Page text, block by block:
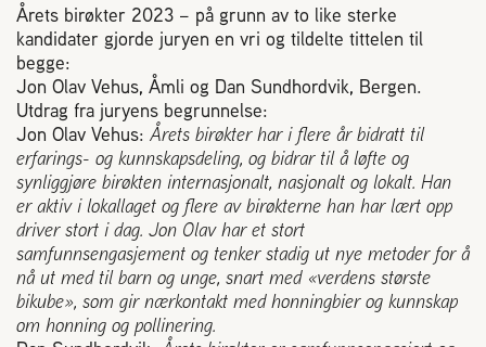
Plassering av bigård
Sjekkliste for kjøp og salg av bier
Sykdom hos bier
Sukkeravgiftsrefusjon
Prosjekter
Årets birøkter 2023 – på grunn av to like sterke
kandidater gjorde juryen en vri og tildelte tittelen til
begge:
Jon Olav Vehus, Åmli og Dan Sundhordvik, Bergen.
Utdrag fra juryens begrunnelse:
Jon Olav Vehus: Årets birøkter har i flere år bidratt til
erfarings- og kunnskapsdeling, og bidrar til å løfte og
synliggjøre birøkten internasjonalt, nasjonalt og lokalt. Han
er aktiv i lokallaget og flere av birøkterne han har lært opp
driver stort i dag. Jon Olav har et stort
samfunnsengasjement og tenker stadig ut nye metoder for å
nå ut med til barn og unge, snart med «verdens største
bikube», som gir nærkontakt med honningbier og kunnskap
om honning og pollinering.